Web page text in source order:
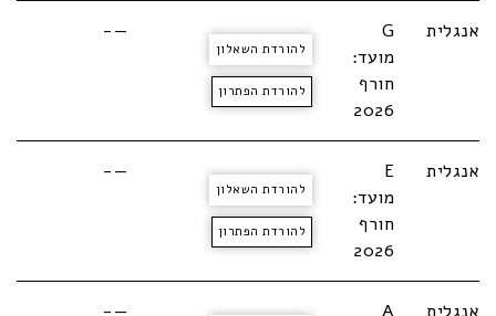
אנגלית
G
מועד:
חורף
2026
להורדת השאלון
להורדת הפתרון
—-
אנגלית
E
מועד:
חורף
2026
להורדת השאלון
להורדת הפתרון
—-